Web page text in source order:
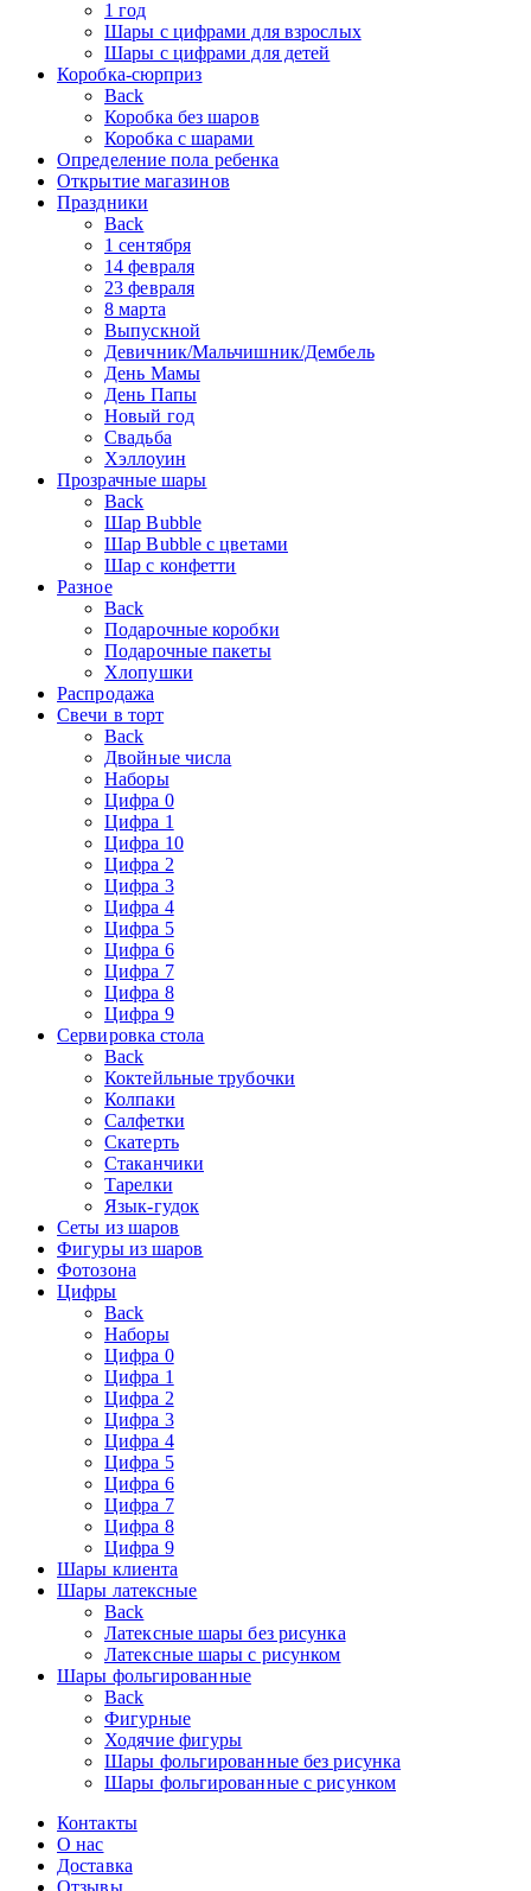
1 год
Шары с цифрами для взрослых
Шары с цифрами для детей
Коробка-сюрприз
Back
Коробка без шаров
Коробка с шарами
Определение пола ребенка
Открытие магазинов
Праздники
Back
1 сентября
14 февраля
23 февраля
8 марта
Выпускной
Девичник/Мальчишник/Дембель
День Мамы
День Папы
Новый год
Свадьба
Хэллоуин
Прозрачные шары
Back
Шар Bubble
Шар Bubble с цветами
Шар с конфетти
Разное
Back
Подарочные коробки
Подарочные пакеты
Хлопушки
Распродажа
Свечи в торт
Back
Двойные числа
Наборы
Цифра 0
Цифра 1
Цифра 10
Цифра 2
Цифра 3
Цифра 4
Цифра 5
Цифра 6
Цифра 7
Цифра 8
Цифра 9
Сервировка стола
Back
Коктейльные трубочки
Колпаки
Салфетки
Скатерть
Стаканчики
Тарелки
Язык-гудок
Сеты из шаров
Фигуры из шаров
Фотозона
Цифры
Back
Наборы
Цифра 0
Цифра 1
Цифра 2
Цифра 3
Цифра 4
Цифра 5
Цифра 6
Цифра 7
Цифра 8
Цифра 9
Шары клиента
Шары латексные
Back
Латексные шары без рисунка
Латексные шары с рисунком
Шары фольгированные
Back
Фигурные
Ходячие фигуры
Шары фольгированные без рисунка
Шары фольгированные с рисунком
Контакты
О нас
Доставка
Отзывы